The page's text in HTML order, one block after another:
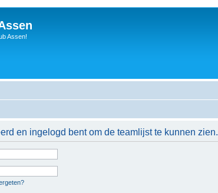
Assen!
en ingelogd bent om de teamlijst te kunnen zien.